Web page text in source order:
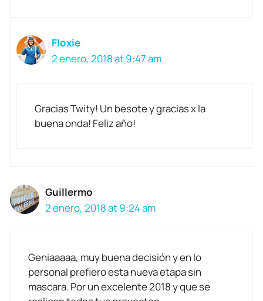
Floxie
2 enero, 2018 at 9:47 am
Gracias Twity! Un besote y gracias x la
buena onda! Feliz año!
Guillermo
2 enero, 2018 at 9:24 am
Geniaaaaa, muy buena decisión y en lo
personal prefiero esta nueva etapa sin
mascara. Por un excelente 2018 y que se